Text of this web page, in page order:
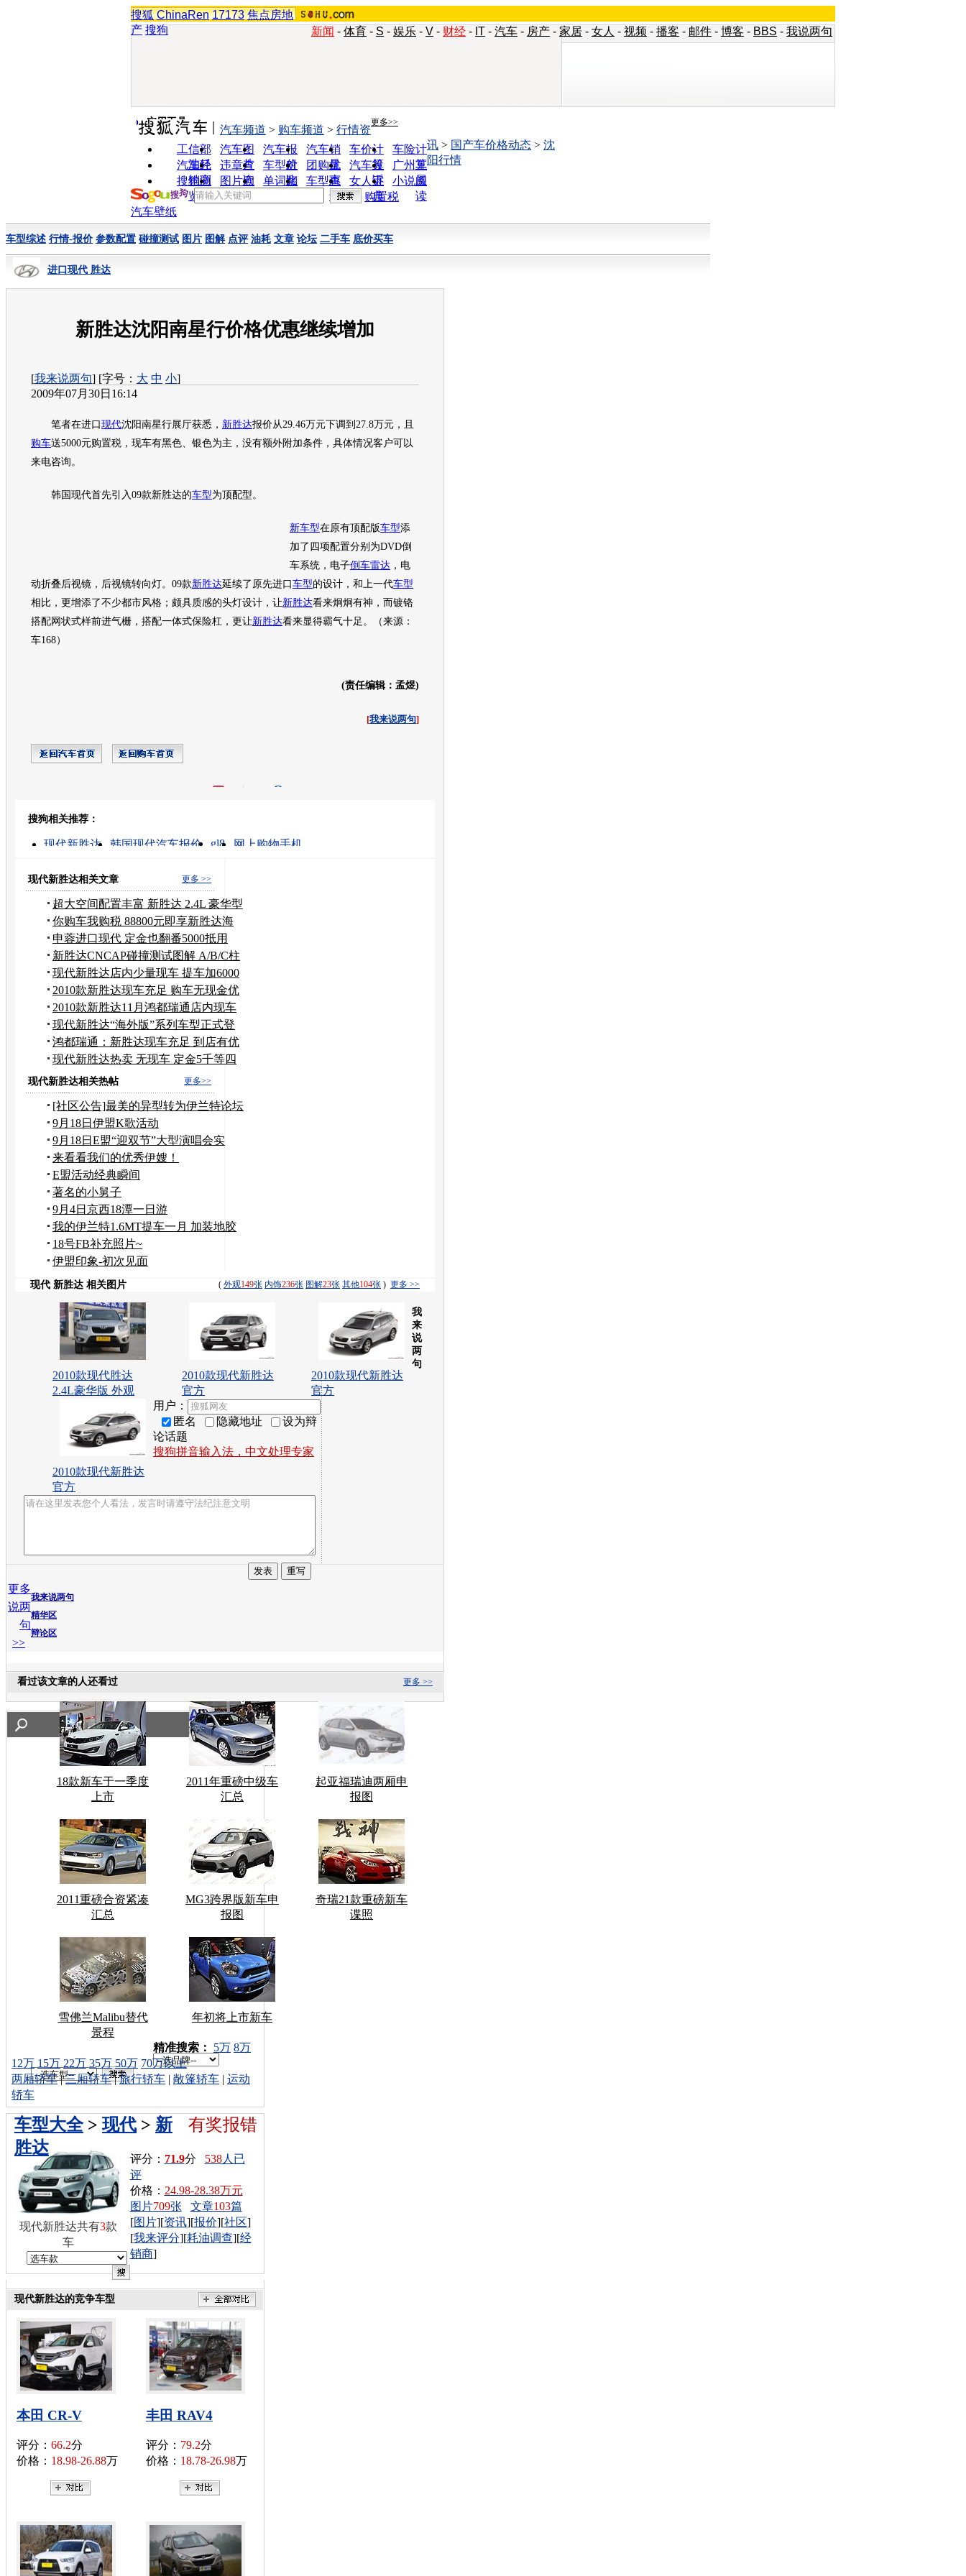
搜狐 ChinaRen 17173 焦点房地
产 搜狗 新闻 - 体育 - S - 娱乐 - V - 财经 - IT - 汽车 - 房产 - 家居 - 女人 - 视频 - 播客 - 邮件 - 博客 - BBS - 我说两句
实用工具 更多>>
工信部
油耗
汽车图
片
汽车报
价
汽车销
量
车价计
算
车险计
算
汽车经
销商
违章查
询
车型对
比
团购优
惠
汽车投
诉
广州车
展
搜狗浏
览器
图片欣
赏
单词翻
车型查
询
女人宝
典
小说阅
读
汽车频道 > 购车频道 > 行情资
讯 > 国产车价格动态 > 沈
阳行情
购置税
汽车壁纸
车型综述 行情-报价 参数配置 碰撞测试 图片 图解 点评 油耗 文章 论坛 二手车 底价买车
进口现代 胜达
新胜达沈阳南星行价格优惠继续增加
[我来说两句] [字号： 大 中 小]
2009年07月30日16:14
笔者在进口 现代沈阳南星行展厅获悉， 新胜达报价从29.46万元下调到27.8万元，且
购车送5000元购置税，现车有黑色、银色为主，没有额外附加条件，具体情况客户可以
来电咨询。
韩国 现代首先引入09款新胜达的车型为顶配型。
新车型在原有顶配版车型添
加了四项配置分别为DVD倒
车系统，电子倒车雷达 ，电
动折叠后视镜，后视镜转向灯。09款新胜达延续了原先进口 车型的设计，和上一代车型
相比，更增添了不少都市风格；颇具质感的头灯设计，让新胜达看来炯炯有神，而镀铬
搭配网状式样前进气栅，搭配一体式保险杠，更让新胜达看来显得霸气十足。（来源：
车168）
(责任编辑：孟煜)
[我来说两句]
转发至：
搜狗相关推荐：
现代新胜达 韩国现代汽车报价 gl8
网上购物手机
更多 >>
现代新胜达相关文章
超大空间配置丰富 新胜达 2.4L 豪华型
你购车我购税 88800元即享新胜达海
外版
申蓉进口现代 定金也翻番5000抵用
15000
新胜达CNCAP碰撞测试图解 A/B/C柱
较好
现代新胜达店内少量现车 提车加6000
装饰
2010款新胜达现车充足 购车无现金优
惠
2010款新胜达11月鸿都瑞通店内现车
供应
现代新胜达“海外版”系列车型正式登
陆
鸿都瑞通：新胜达现车充足 到店有优
惠
现代新胜达热卖 无现车 定金5千等四
个月
更多>>
现代新胜达相关热帖
[社区公告]最美的异型转为伊兰特论坛
正式斑竹
9月18日伊盟K歌活动
9月18日E盟“迎双节”大型演唱会实
录！
来看看我们的优秀伊嫂！
E盟活动经典瞬间
著名的小舅子
9月4日京西18潭一日游
我的伊兰特1.6MT提车一月 加装地胶
改装！附超
18号FB补充照片~
伊盟印象-初次见面
( 外观149张 内饰236张 图解23张 其他104张 ) 更多 >>
现代 新胜达 相关图片
2010款现代胜达
2.4L豪华版 外观
2010款现代新胜达
官方
2010款现代新胜达
官方
2010款现代新胜达
官方
我
来
说
两
句
用户：
匿名
隐藏地址
设为辩
论话题
搜狗拼音输入法，中文处理专家
我来说两句
精华区
辩论区
更多
说两
句
>>
更多 >>
看过该文章的人还看过
18款新车于一季度
上市
2011年重磅中级车
汇总
起亚福瑞迪两厢申
报图
2011重磅合资紧凑
汇总
MG3跨界版新车申
报图
奇瑞21款重磅新车
谍照
雪佛兰Malibu替代
景程
年初将上市新车
车型搜索：
精准搜索： 5万 8万
12万 15万 22万 35万 50万 70万以上
两厢轿车|三厢轿车|旅行轿车 | 敞篷轿车 | 运动
轿车
有奖报错
车型大全>现代> 新
胜达
评分： 71.9分 538人已
评
价格： 24.98-28.38万元
图片709张 文章103篇
[图片][资讯][报价][社区]
[我来评分][耗油调查][经
销商]
现代新胜达共有3款
车
现代新胜达的竞争车型
本田 CR-V
评分： 66.2分
价格： 18.98-26.88万
丰田 RAV4
评分： 79.2分
价格： 18.78-26.98万